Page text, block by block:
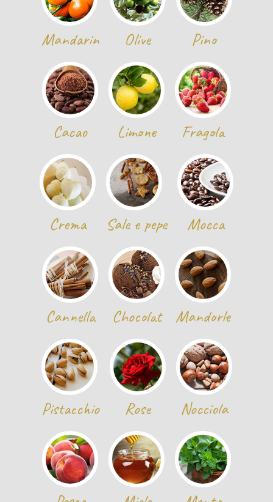
Mandarin Olive Pino
Cacao Limone Fragola
Crema Sale e pepe Mocca
Cannella Chocolat Mandorle
Pistacchio Rose Nocciola